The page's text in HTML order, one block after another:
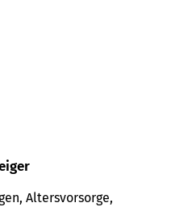
Altersvorsorge,